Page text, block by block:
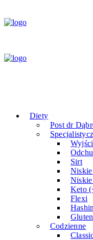
Diety
Post dr
Sirt
Keto
Flexi
Codzienne